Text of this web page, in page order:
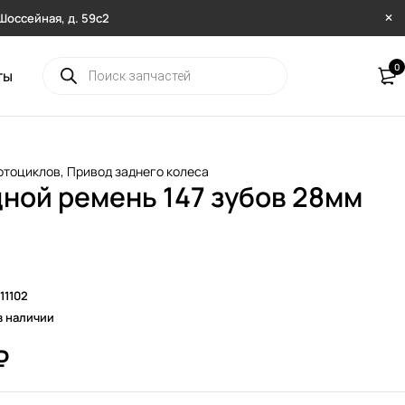
д. 59с2
0
, Привод заднего колеса
ремень 147 зубов 28мм
наличии